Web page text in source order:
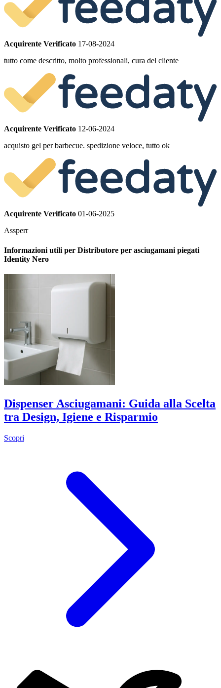
Acquirente Verificato 17-08-2024
tutto come descritto, molto professionali, cura del cliente
Acquirente Verificato 12-06-2024
acquisto gel per barbecue. spedizione veloce, tutto ok
Acquirente Verificato 01-06-2025
Assperr
Informazioni utili per Distributore per asciugamani piegati
Identity Nero
Dispenser Asciugamani: Guida alla Scelta
tra Design, Igiene e Risparmio
Scopri